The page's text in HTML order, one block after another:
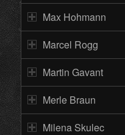
Max Hohmann
Marcel Rogg
Martin Gavant
Merle Braun
Milena Skulec